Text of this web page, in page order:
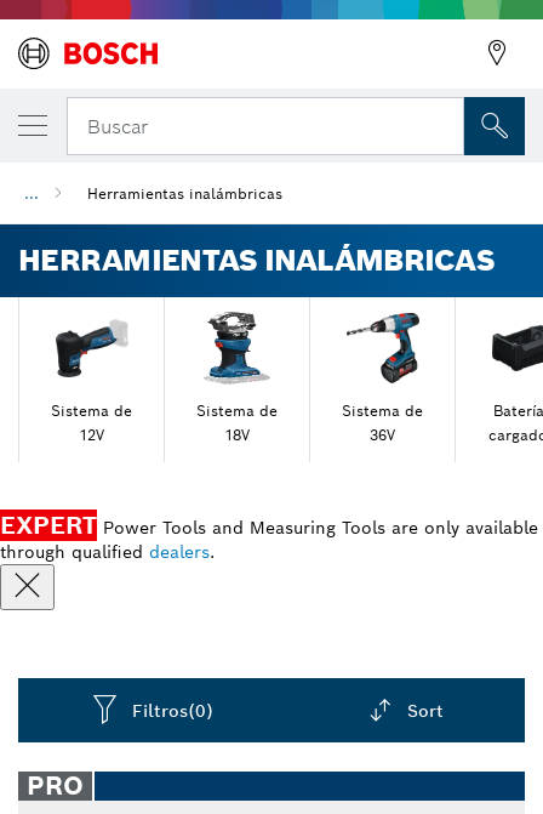
Buscar
... Herramientas inalámbricas
HERRAMIENTAS INALÁMBRICAS
Sistema de
12V
Sistema de
18V
Sistema de
36V
EXPERT Power Tools and Measuring Tools are only available
through qualified dealers.
Filtros(0) Sort
closed
PRO